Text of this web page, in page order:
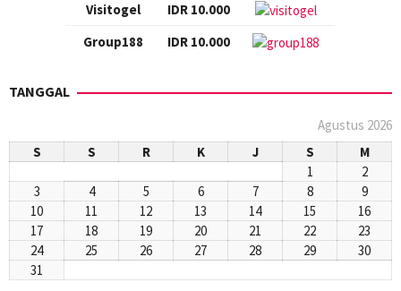
Visitogel
IDR 10.000
Group188
IDR 10.000
TANGGAL
Agustus 2026
S
S R K J S
M
1
2
3
4 5 6 7 8
9
10
11 12 13 14 15
16
17
18 19 20 21 22
23
24
25 26 27 28 29
30
31